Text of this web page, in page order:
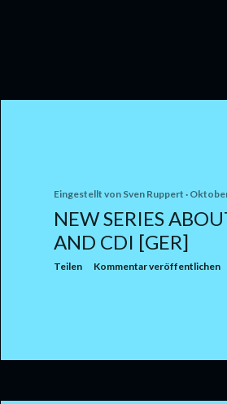
Eingestellt von Sven Ruppert
NEW SERIES
AND CDI [GER]
Teilen Kommentar veröffentlichen